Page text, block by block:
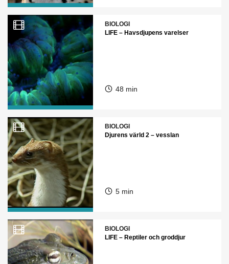
BIOLOGI
LIFE – Havsdjupens varelser
48 min
BIOLOGI
Djurens värld 2 – vesslan
5 min
BIOLOGI
LIFE – Reptiler och groddjur